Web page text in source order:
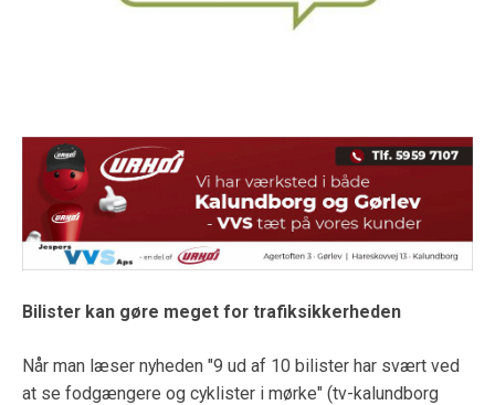
Bilister kan gøre meget for trafiksikkerheden
Når man læser nyheden "9 ud af 10 bilister har svært ved
at se fodgængere og cyklister i mørke" (tv-kalundborg